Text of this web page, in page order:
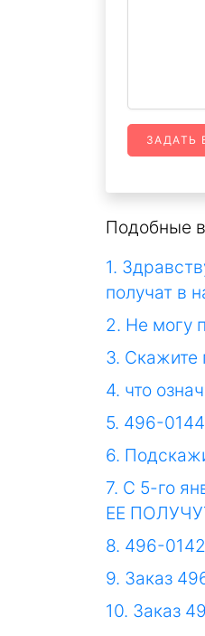
ЗАДАТЬ
Подобные
1.
получат в
2. Не могу
3. Скажите
4. что
5. 496-
6.
7. С 5-го
ЕЕ
8. 496-
9. Заказ
10. Заказ